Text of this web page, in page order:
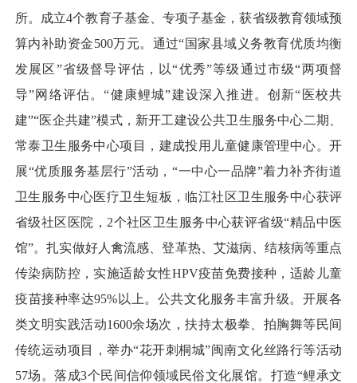
所。成立4个教育子基金、专项子基金，获省级教育领域预
算内补助资金500万元。通过“国家县域义务教育优质均衡
发展区”省级督导评估，以“优秀”等级通过市级“两项督
导”网络评估。“健康鲤城”建设深入推进。创新“医校共
建”“医企共建”模式，新开工建设公共卫生服务中心二期、
常泰卫生服务中心项目，建成投用儿童健康管理中心。开
展“优质服务基层行”活动，“一中心一品牌”着力补齐街道
卫生服务中心医疗卫生短板，临江社区卫生服务中心获评
省级社区医院，2个社区卫生服务中心获评省级“精品中医
馆”。扎实做好人禽流感、登革热、艾滋病、结核病等重点
传染病防控，实施适龄女性HPV疫苗免费接种，适龄儿童
疫苗接种率达95%以上。公共文化服务丰富升级。开展各
类文明实践活动1600余场次，扶持太极拳、拍胸舞等民间
传统运动项目，举办“花开刺桐城”闽南文化丝路行等活动
57场。落成3个民间信仰领域民俗文化展馆。打造“鲤承文